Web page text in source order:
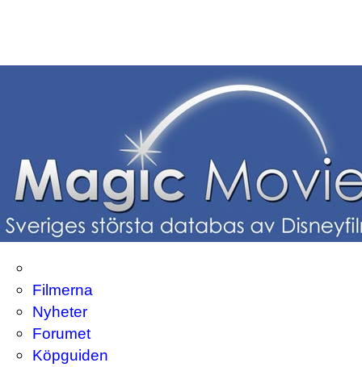
Filmerna
Nyheter
Forumet
Köpguiden